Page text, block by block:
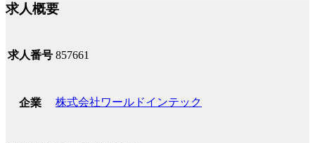
求人概要
求人番号 857661
企業 株式会社ワールドインテック